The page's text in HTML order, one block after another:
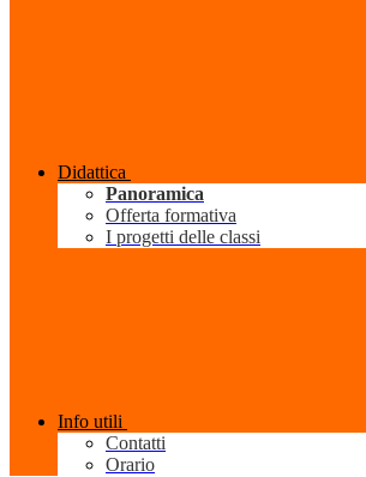
Didattica
Panoramica
Offerta formativa
I progetti delle classi
Info utili
Contatti
Orario